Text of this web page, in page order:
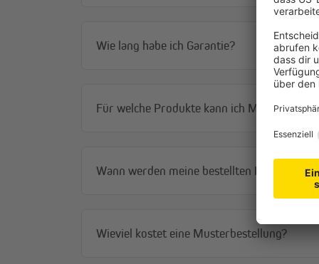
Wie lang habe ich Garantie?
Für welche Produkte kann ich Muster
Wann werden meine bestellten Muster
Wieviel kostet eine Musterbestellung?